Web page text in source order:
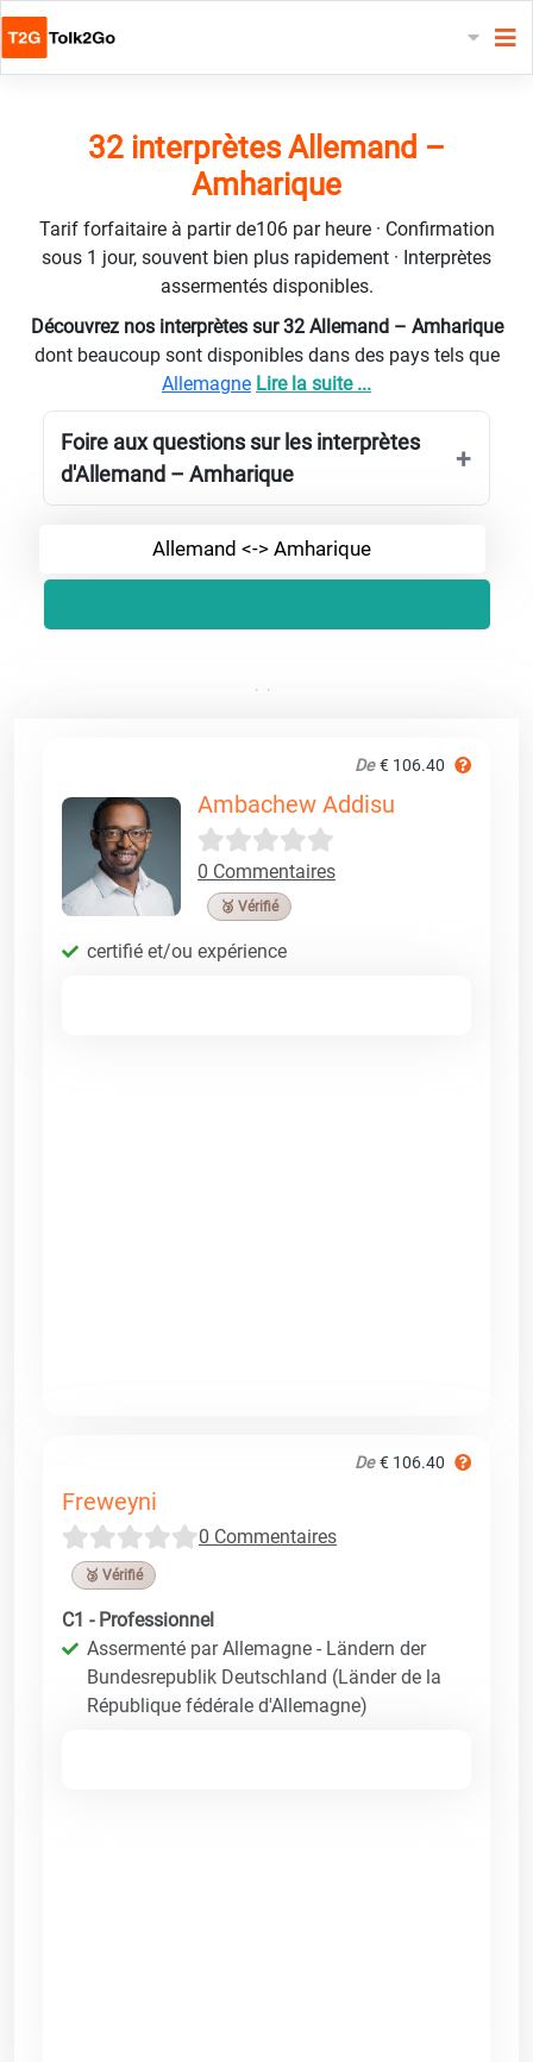
32 interprètes Allemand –
Amharique
Tarif forfaitaire à partir de106 par heure · Confirmation
sous 1 jour, souvent bien plus rapidement · Interprètes
assermentés disponibles.
Découvrez nos interprètes sur 32 Allemand – Amharique
dont beaucoup sont disponibles dans des pays tels que
Allemagne Lire la suite ...
Foire aux questions sur les interprètes
d'Allemand – Amharique
Allemand <-> Amharique
De € 106.40
Ambachew Addisu
0 Commentaires
🥉 Vérifié
certifié et/ou expérience
De € 106.40
Freweyni
0 Commentaires
🥉 Vérifié
C1 - Professionnel
Assermenté par Allemagne - Ländern der
Bundesrepublik Deutschland (Länder de la
République fédérale d'Allemagne)